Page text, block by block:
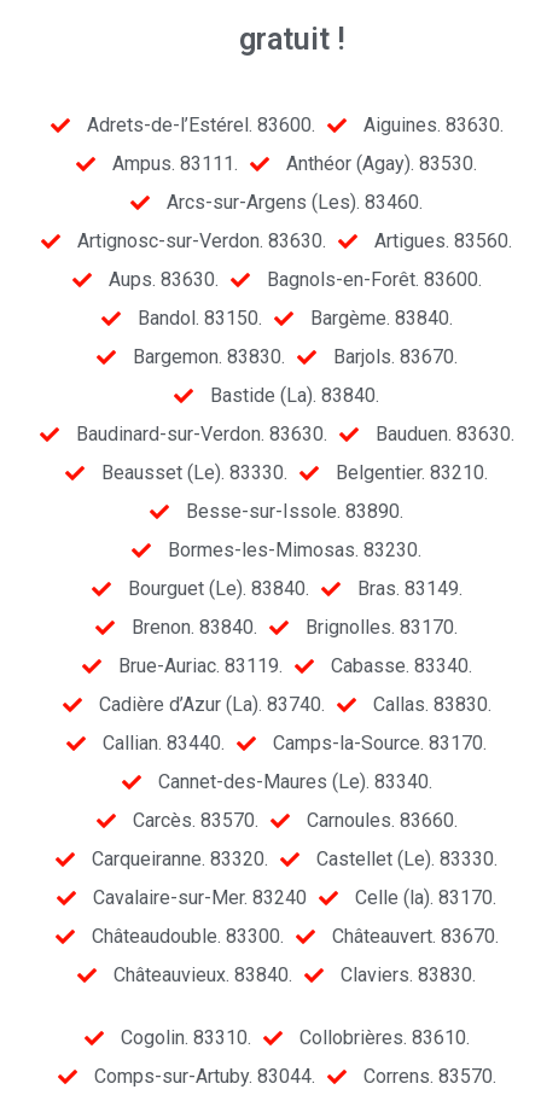
gratuit !
Adrets-de-l’Estérel. 83600.
Aiguines. 83630.
Ampus. 83111.
Anthéor (Agay). 83530.
Arcs-sur-Argens (Les). 83460.
Artignosc-sur-Verdon. 83630.
Artigues. 83560.
Aups. 83630.
Bagnols-en-Forêt. 83600.
Bandol. 83150.
Bargème. 83840.
Bargemon. 83830.
Barjols. 83670.
Bastide (La). 83840.
Baudinard-sur-Verdon. 83630.
Bauduen. 83630.
Beausset (Le). 83330.
Belgentier. 83210.
Besse-sur-Issole. 83890.
Bormes-les-Mimosas. 83230.
Bourguet (Le). 83840.
Bras. 83149.
Brenon. 83840.
Brignolles. 83170.
Brue-Auriac. 83119.
Cabasse. 83340.
Cadière d’Azur (La). 83740.
Callas. 83830.
Callian. 83440.
Camps-la-Source. 83170.
Cannet-des-Maures (Le). 83340.
Carcès. 83570.
Carnoules. 83660.
Carqueiranne. 83320.
Castellet (Le). 83330.
Cavalaire-sur-Mer. 83240
Celle (la). 83170.
Châteaudouble. 83300.
Châteauvert. 83670.
Châteauvieux. 83840.
Claviers. 83830.
Cogolin. 83310.
Collobrières. 83610.
Comps-sur-Artuby. 83044.
Correns. 83570.